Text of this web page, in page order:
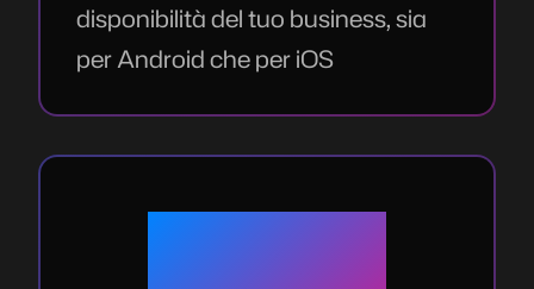
disponibilità del tuo business, sia
per Android che per iOS